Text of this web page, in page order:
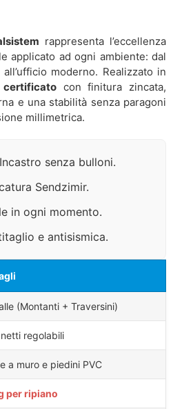
rappresenta l’eccellenza
applicato ad ogni ambiente: dal
moderno. Realizzato in
certificato con finitura zincata,
e una stabilità senza paragoni
millimetrica.
Incastro senza bulloni.
Sendzimir.
in ogni momento.
e antisismica.
(Montanti + Traversini)
regolabili
a muro e piedini PVC
per ripiano